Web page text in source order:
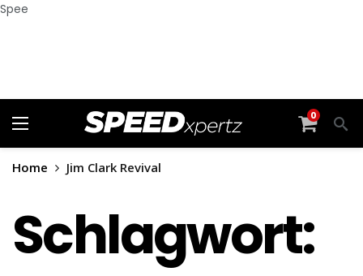
Spee
0
Home Jim Clark Revival
Schlagwort: